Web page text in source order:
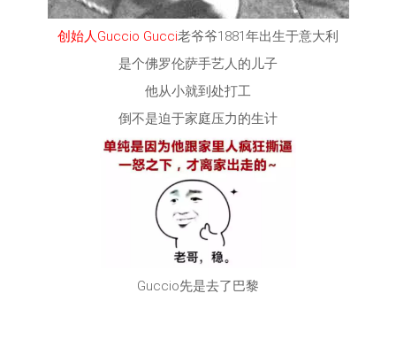
创始人Guccio Gucci老爷爷1881年出生于意大利
是个佛罗伦萨手艺人的儿子
他从小就到处打工
倒不是迫于家庭压力的生计
Guccio先是去了巴黎